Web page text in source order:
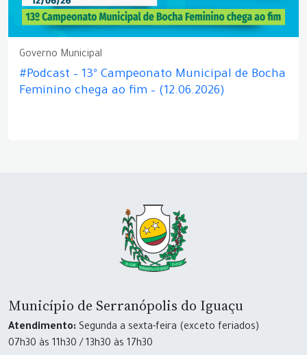
Governo Municipal
#Podcast – 13º Campeonato Municipal de Bocha
Feminino chega ao fim – (12.06.2026)
Município de Serranópolis do Iguaçu
Atendimento: Segunda a sexta-feira (exceto feriados)
07h30 às 11h30 / 13h30 às 17h30